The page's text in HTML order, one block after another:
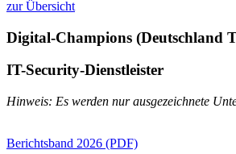
zur Übersicht
Digital-Champions (Deutschland
IT-Security-Dienstleister
Hinweis: Es werden nur ausgezeichnete
Berichtsband 2026 (PDF)